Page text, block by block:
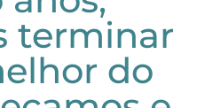
terminar
do